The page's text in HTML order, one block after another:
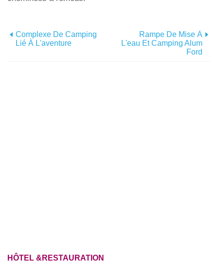
Complexe De Camping
Lié À L'aventure
Rampe De Mise À
L'eau Et Camping Alum
Ford
HÔTEL &RESTAURATION